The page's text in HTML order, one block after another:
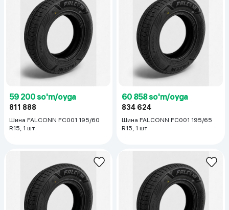
59 200 so'm/oyga
811 888
Шина FALCONN FC001 195/60
R15, 1 шт
60 858 so'm/oyga
834 624
Шина FALCONN FC001 195/65
R15, 1 шт